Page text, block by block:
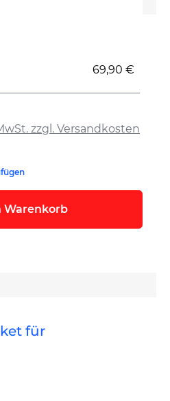
zzgl. Versandkosten
69,90 €
Warenkorb
für